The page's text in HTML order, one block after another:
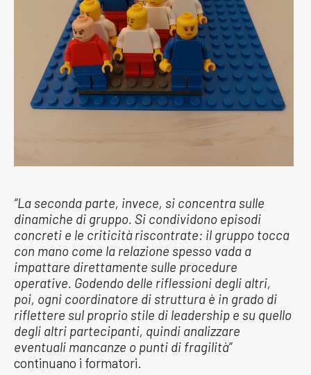
“La seconda parte, invece, si concentra sulle
dinamiche di gruppo. Si condividono episodi
concreti e le criticità riscontrate: il gruppo tocca
con mano come la relazione spesso vada a
impattare direttamente sulle procedure
operative. Godendo delle riflessioni degli altri,
poi, ogni coordinatore di struttura è in grado di
riflettere sul proprio stile di leadership e su quello
degli altri partecipanti, quindi analizzare
eventuali mancanze o punti di fragilità”
continuano i formatori.